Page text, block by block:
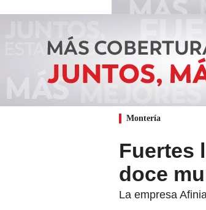
Montería
Fuertes
doce
La empresa